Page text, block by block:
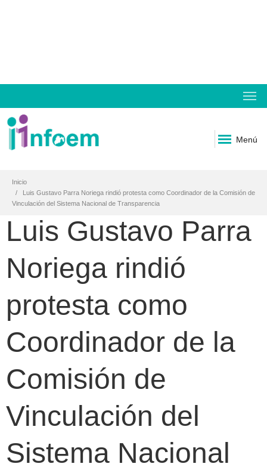
Menú
Inicio
Luis Gustavo Parra Noriega rindió protesta como Coordinador de la Comisión de
Vinculación del Sistema Nacional de Transparencia
Luis Gustavo Parra
Noriega rindió
protesta como
Coordinador de la
Comisión de
Vinculación del
Sistema Nacional